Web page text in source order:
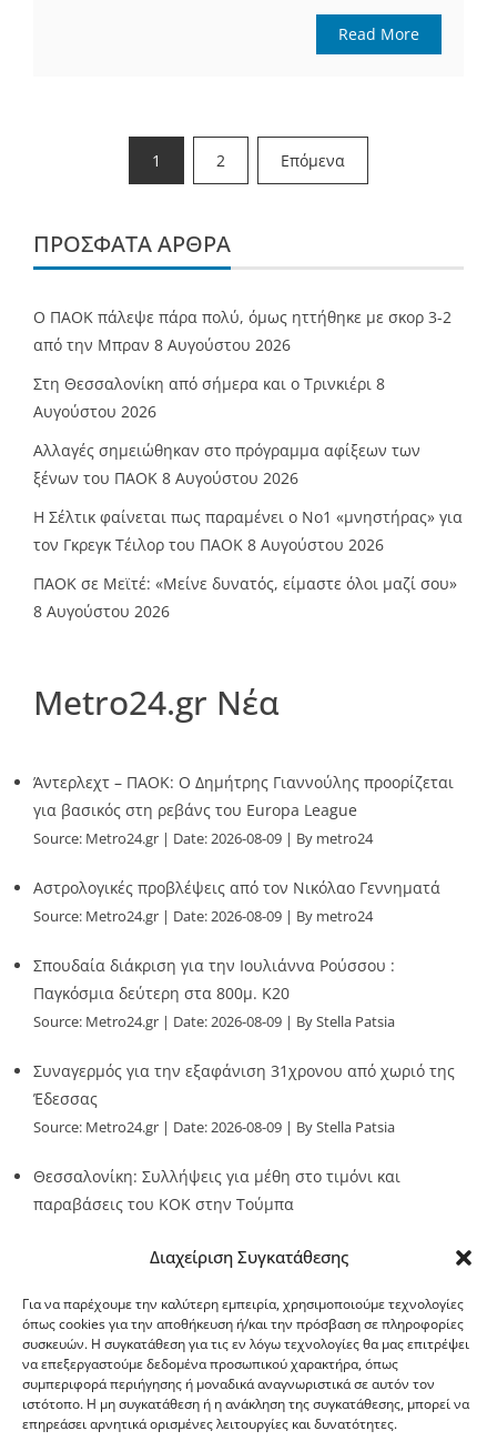
Διαχείριση Συγκατάθεσης
Για να παρέχουμε την καλύτερη εμπειρία, χρησιμοποιούμε τεχνολογίες
όπως cookies για την αποθήκευση ή/και την πρόσβαση σε πληροφορίες
συσκευών. Η συγκατάθεση για τις εν λόγω τεχνολογίες θα μας επιτρέψει
να επεξεργαστούμε δεδομένα προσωπικού χαρακτήρα, όπως
συμπεριφορά περιήγησης ή μοναδικά αναγνωριστικά σε αυτόν τον
ιστότοπο. Η μη συγκατάθεση ή η ανάκληση της συγκατάθεσης, μπορεί να
επηρεάσει αρνητικά ορισμένες λειτουργίες και δυνατότητες.
Read More
Σελιδοποίηση
άρθρων
1 2 Επόμενα
ΠΡΌΣΦΑΤΑ ΆΡΘΡΑ
Ο ΠΑΟΚ πάλεψε πάρα πολύ, όμως ηττήθηκε με σκορ 3-2
από την Μπραν 8 Αυγούστου 2026
Στη Θεσσαλονίκη από σήμερα και ο Τρινκιέρι 8
Αυγούστου 2026
Αλλαγές σημειώθηκαν στο πρόγραμμα αφίξεων των
ξένων του ΠΑΟΚ 8 Αυγούστου 2026
Η Σέλτικ φαίνεται πως παραμένει ο Νο1 «μνηστήρας» για
τον Γκρεγκ Τέιλορ του ΠΑΟΚ 8 Αυγούστου 2026
ΠΑΟΚ σε Μεϊτέ: «Μείνε δυνατός, είμαστε όλοι μαζί σου»
8 Αυγούστου 2026
Metro24.gr Νέα
Άντερλεχτ – ΠΑΟΚ: Ο Δημήτρης Γιαννούλης προορίζεται
για βασικός στη ρεβάνς του Europa League
Source: Metro24.gr Date: 2026-08-09 By metro24
Αστρολογικές προβλέψεις από τον Νικόλαο Γεννηματά
Source: Metro24.gr Date: 2026-08-09 By metro24
Σπουδαία διάκριση για την Ιουλιάννα Ρούσσου :
Παγκόσμια δεύτερη στα 800μ. Κ20
Source: Metro24.gr Date: 2026-08-09 By Stella Patsia
Συναγερμός για την εξαφάνιση 31χρονου από χωριό της
Έδεσσας
Source: Metro24.gr Date: 2026-08-09 By Stella Patsia
Θεσσαλονίκη: Συλλήψεις για μέθη στο τιμόνι και
παραβάσεις του ΚΟΚ στην Τούμπα
G-point.gr